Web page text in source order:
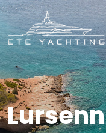
Lursenn